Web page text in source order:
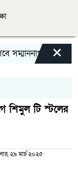
সম্মাননাপত্র গ্রহন
×
শিমুল টি স্টলের
২৯ মার্চ ২০২৫